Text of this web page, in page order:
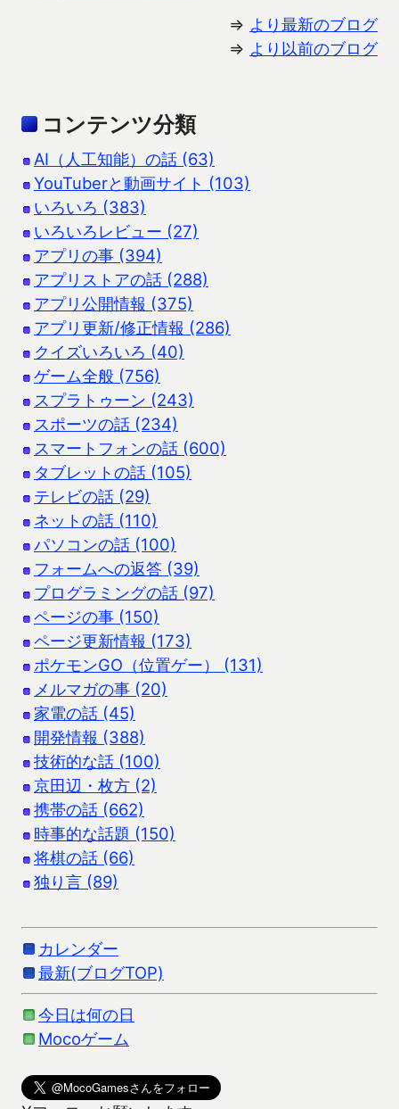
⇒ より最新のブログ
⇒ より以前のブログ
コンテンツ分類
AI（人工知能）の話 (63)
YouTuberと動画サイト (103)
いろいろ (383)
いろいろレビュー (27)
アプリの事 (394)
アプリストアの話 (288)
アプリ公開情報 (375)
アプリ更新/修正情報 (286)
クイズいろいろ (40)
ゲーム全般 (756)
スプラトゥーン (243)
スポーツの話 (234)
スマートフォンの話 (600)
タブレットの話 (105)
テレビの話 (29)
ネットの話 (110)
パソコンの話 (100)
フォームへの返答 (39)
プログラミングの話 (97)
ページの事 (150)
ページ更新情報 (173)
ポケモンGO（位置ゲー） (131)
メルマガの事 (20)
家電の話 (45)
開発情報 (388)
技術的な話 (100)
京田辺・枚方 (2)
携帯の話 (662)
時事的な話題 (150)
将棋の話 (66)
独り言 (89)
カレンダー
最新(ブログTOP)
今日は何の日
Mocoゲーム